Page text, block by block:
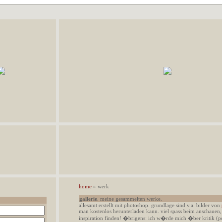
home » werk
gallerie . meine gesammelten werke.
allesamt erstellt mit photoshop. grundlage sind v.a. bilder von
man kostenlos herunterladen kann. viel spass beim
inspiration finden! �brigens: ich w�rde mich �ber kritik